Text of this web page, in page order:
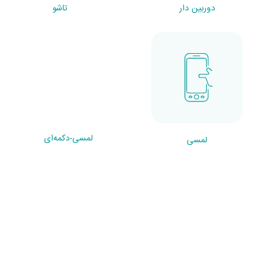
دوربین دار تاشو
لمسی لمسی-دکمه‌ای